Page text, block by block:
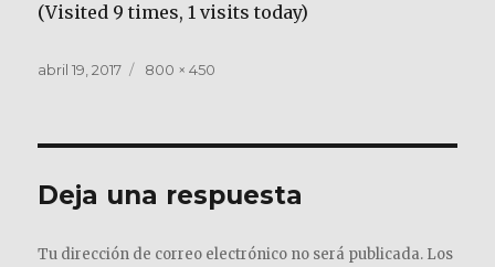
(Visited 9 times, 1 visits today)
Publicado
abril 19, 2017
Tamaño
800 × 450
Deja una respuesta
Tu dirección de correo electrónico no será publicada. Los